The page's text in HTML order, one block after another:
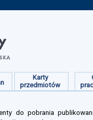
Karty
przedmiotów
do pobrania